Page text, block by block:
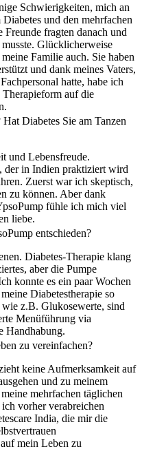
Schwierigkeiten, mich an
und den mehrfachen
Freunde fragten danach und
Glücklicherweise
Familie auch. Sie haben
und dank meines Vaters,
hatte, habe ich
auf die
Diabetes Sie am Tanzen
und Lebensfreude.
der in Indien praktiziert wird
Zuerst war ich skeptisch,
zu können. Aber dank
fühle ich mich viel
liebe.
entschieden?
Diabetes-Therapie klang
aber die Pumpe
konnte es ein paar Wochen
Diabetestherapie so
z.B. Glukosewerte, sind
Menüführung via
Handhabung.
zu vereinfachen?
keine Aufmerksamkeit auf
und zu meinem
mehrfachen täglichen
vorher verabreichen
India, die mir die
mein Leben zu